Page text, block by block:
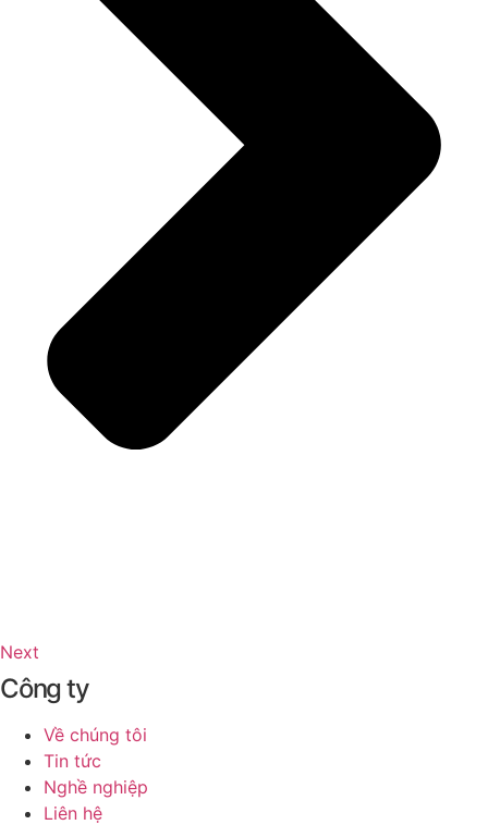
Next
Công ty
Về chúng tôi
Tin tức
Nghề nghiệp
Liên hệ